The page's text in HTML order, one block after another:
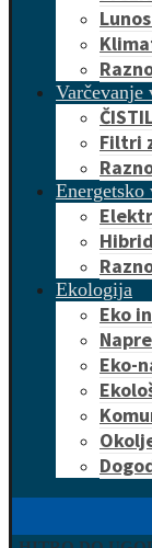
Varčevanje
Filtri
Energetsko
Ekologija
Eko
Eko-